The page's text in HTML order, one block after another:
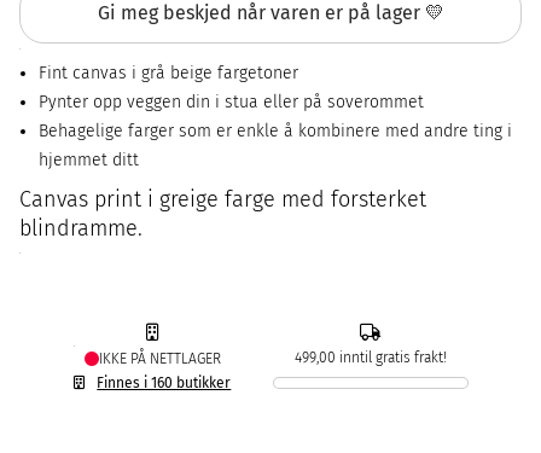
Gi meg beskjed når varen er på lager 💛
Fint canvas i grå beige fargetoner
Pynter opp veggen din i stua eller på soverommet
Behagelige farger som er enkle å kombinere med andre ting i
hjemmet ditt
Canvas print i greige farge med forsterket
blindramme.
IKKE PÅ NETTLAGER
Finnes i 160 butikker
499,00 inntil gratis frakt!